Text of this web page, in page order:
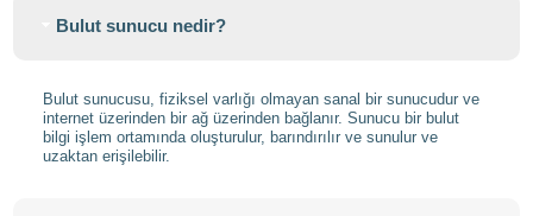
Bulut sunucu nedir?
Bulut sunucusu, fiziksel varlığı olmayan sanal bir sunucudur ve
internet üzerinden bir ağ üzerinden bağlanır. Sunucu bir bulut
bilgi işlem ortamında oluşturulur, barındırılır ve sunulur ve
uzaktan erişilebilir.